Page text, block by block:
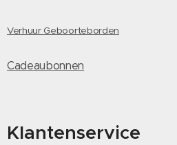
Verhuur Geboorteborden
Cadeaubonnen
Klantenservice